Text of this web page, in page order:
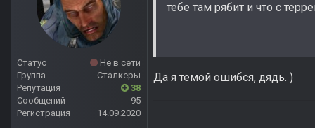
Статус
Не в сети
Группа
Сталкеры
Репутация
38
Сообщений
95
Регистрация
14.09.2020
тебе там рябит и что с
Да я темой ошибся, дядь. )